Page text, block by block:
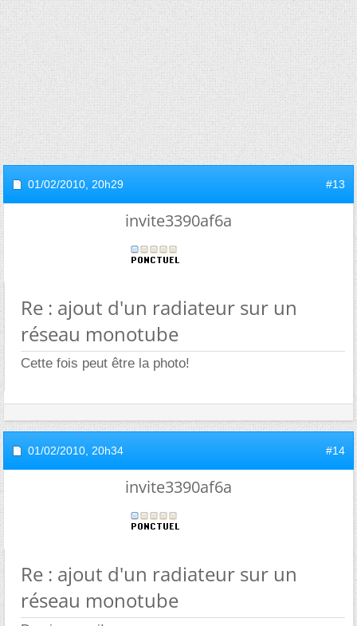
01/02/2010, 20h29 #13
invite3390af6a
Re : ajout d'un radiateur sur un
réseau monotube
Cette fois peut être la photo!
01/02/2010, 20h34 #14
invite3390af6a
Re : ajout d'un radiateur sur un
réseau monotube